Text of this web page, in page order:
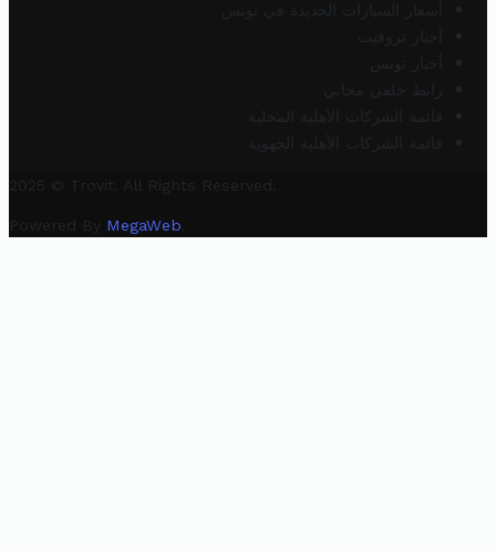
أسعار السيارات الجديدة في تونس
أخبار تروفيت
أخبار تونس
رابط خلفي مجاني
قائمة الشركات الأهلية المحلية
قائمة الشركات الأهلية الجهوية
2025 © Trovit. All Rights Reserved.
Powered By MegaWeb